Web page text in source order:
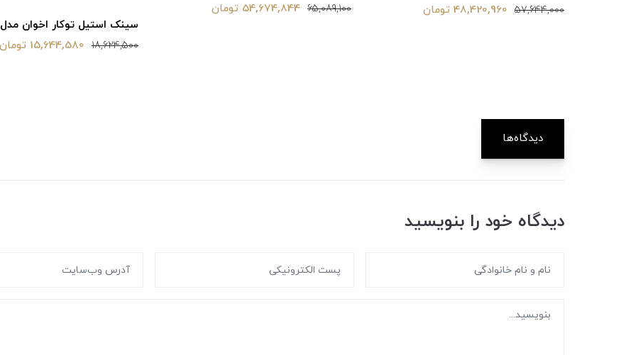
57,644,000 48,420,960 تومان 65,089,100 54,674,844 تومان
سینک استیل توکار اخوان مدل 342
18,624,500 15,644,580 تومان
دیدگاه‌ها
دیدگاه خود را بنویسید